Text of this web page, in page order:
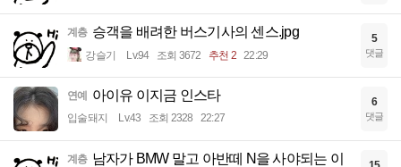
계층 승객을 배려한 버스기사의 센스.jpg
강슬기 Lv.94 조회 3672 추천 2 22:29
5
댓글
연예 아이유 이지금 인스타
입술돼지 Lv.43 조회 2328 22:27
6
댓글
계층 남자가 BMW 말고 아반떼 N을 사야되는 이